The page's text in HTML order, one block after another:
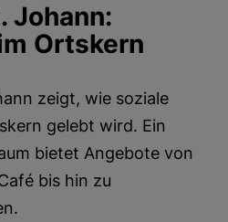
Johann:
Ortskern
zeigt, wie soziale
gelebt wird. Ein
bietet Angebote von
bis hin zu